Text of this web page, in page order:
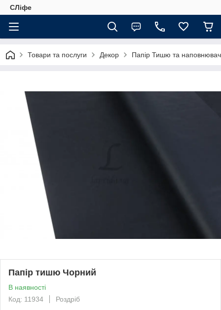
СЛіфе
Товари та послуги Декор Папір Тишю та
Папір тишю Чорний
В наявності
Код: 11934
Роздріб